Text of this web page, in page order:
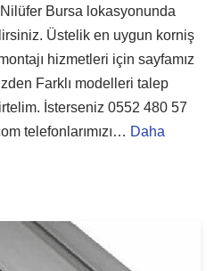
Bursa lokasyonunda
Üstelik en uygun korniş
hizmetleri için sayfamız
Farklı modelleri talep
İsterseniz 0552 480 57
telefonlarımızı… Daha